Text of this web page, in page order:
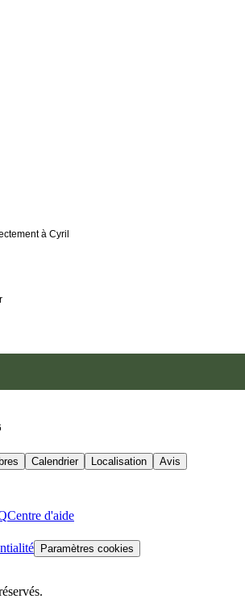
à Cyril
Calendrier Localisation Avis
Centre d'aide
Paramètres cookies